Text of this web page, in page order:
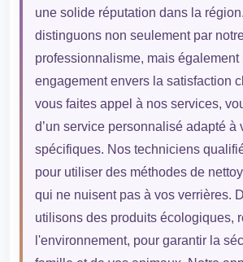
une solide réputation dans la
distinguons non seulement par
professionnalisme, mais également
engagement envers la satisfaction
vous faites appel à nos services,
d’un service personnalisé adapté à
spécifiques. Nos techniciens
pour utiliser des méthodes de
qui ne nuisent pas à vos verrières.
utilisons des produits écologiques,
l'environnement, pour garantir la